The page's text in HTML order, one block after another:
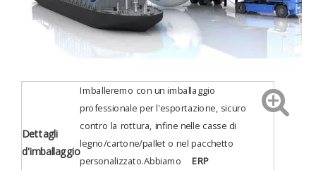
Dettagli
d'imballaggio
Imballeremo con un imballaggio
professionale per l'esportazione, sicuro
contro la rottura, infine nelle casse di
legno/cartone/pallet o nel pacchetto
personalizzato.AbbiamoERP